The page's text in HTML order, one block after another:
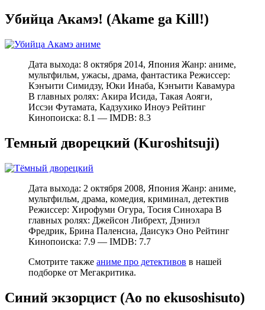
Убийца Акамэ! (Akame ga Kill!)
Дата выхода: 8 октября 2014, Япония Жанр: аниме,
мультфильм, ужасы, драма, фантастика Режиссер:
Кэнъити Симидзу, Юки Инаба, Кэнъити Кавамура
В главных ролях: Акира Исида, Такая Аояги,
Иссэи Футамата, Кадзухико Иноуэ Рейтинг
Кинопоиска: 8.1 — IMDB: 8.3
Темный дворецкий (Kuroshitsuji)
Дата выхода: 2 октября 2008, Япония Жанр: аниме,
мультфильм, драма, комедия, криминал, детектив
Режиссер: Хирофуми Огура, Тосия Синохара В
главных ролях: Джейсон Либрехт, Дэниэл
Фредрик, Брина Паленсиа, Даисукэ Оно Рейтинг
Кинопоиска: 7.9 — IMDB: 7.7
Смотрите также аниме про детективов в нашей
подборке от Мегакритика.
Синий экзорцист (Ao no ekusoshisuto)